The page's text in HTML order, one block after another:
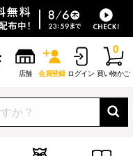
店舗 会員登録 ログイン 買い物かご
0